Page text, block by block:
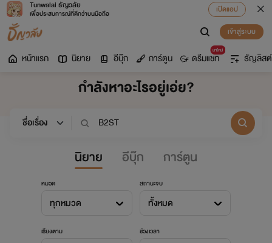
Tunwalai ธัญวลัย
เพื่อประสบการณ์ที่ดีกว่าบนมือถือ
เปิดแอป
เข้าสู่ระบบ
หน้าแรก นิยาย อีบุ๊ก การ์ตูน
มาใหม่
ดรีมแชท ธัญลิสต์
กำลังหาอะไรอยู่เอ่ย?
นิยาย อีบุ๊ก การ์ตูน
หมวด
ทุกหมวด
สถานะจบ
ทั้งหมด
เรียงตาม ช่วงเวลา